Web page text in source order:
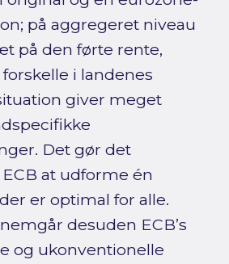
på aggregeret niveau
på den førte rente,
i landenes
giver meget
Det gør det
at udforme én
er optimal for alle.
desuden ECB’s
og ukonventionelle